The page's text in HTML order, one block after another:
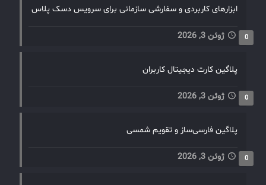
ابزارهای کاربردی و سفارشی سازمانی برای سرویس دسک پلاس
ژوئن 3, 2026 0
پلاگین کارت دیجیتال کاربران
ژوئن 3, 2026 0
پلاگین فارسی‌ساز و تقویم شمسی
ژوئن 3, 2026 0